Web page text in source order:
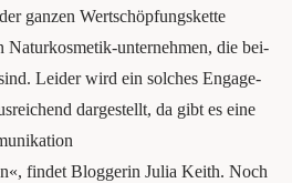
gan­zen Wert­schöp­fungs­ket­te
Natur­kos­me­tik-unter­neh­men, die bei­
Lei­der wird ein sol­ches Enga­ge­
dar­ge­stellt, da gibt es eine
fin­det Blog­ge­rin Julia Keith. Noch